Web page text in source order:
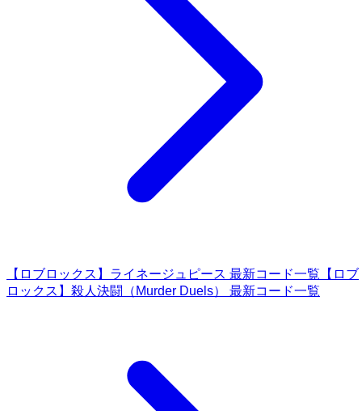
【ロブロックス】ライネージュピース 最新コード一覧 【ロブ
ロックス】殺人決闘（Murder Duels） 最新コード一覧